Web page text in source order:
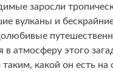
заросли
вулканы и
в атмосферу этого
какой он есть